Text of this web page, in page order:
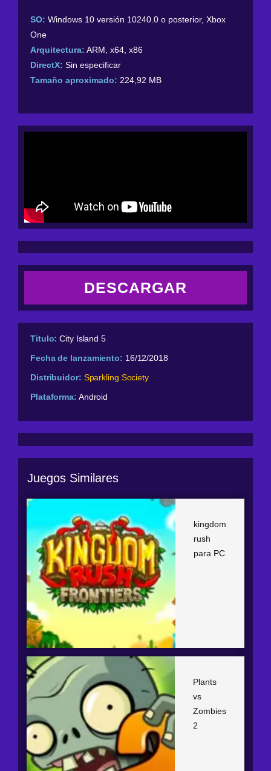
SO: Windows 10 versión 10240.0 o posterior, Xbox
One
Arquitectura: ARM, x64, x86
DirectX: Sin especificar
Tamaño aproximado: 224,92 MB
DESCARGAR
Titulo: City Island 5
Fecha de lanzamiento: 16/12/2018
Distribuidor: Sparkling Society
Plataforma: Android
Juegos Similares
kingdom
rush
para PC
Plants
vs
Zombies
2